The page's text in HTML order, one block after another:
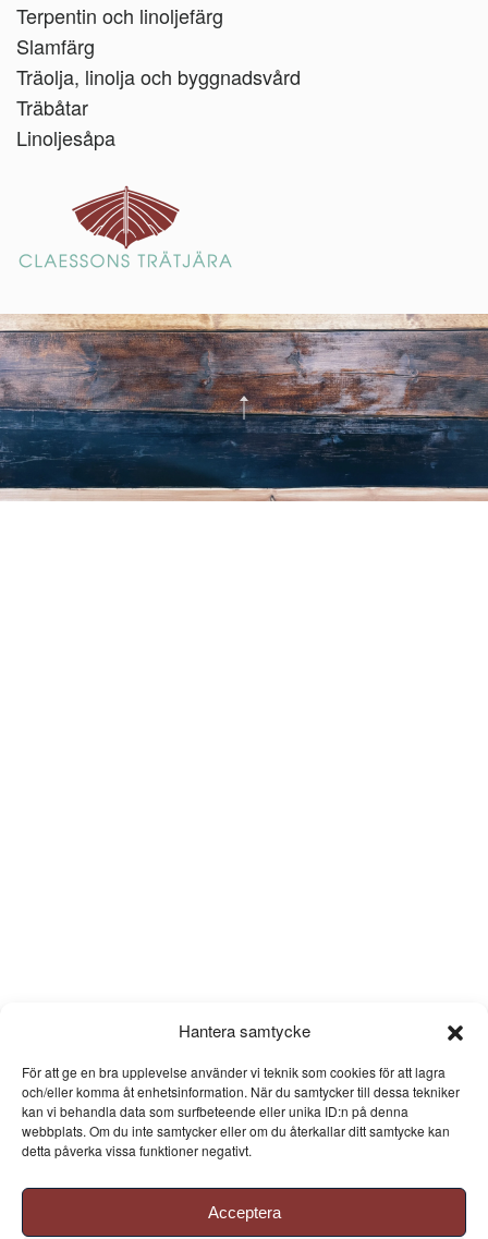
Hantera samtycke
För att ge en bra upplevelse använder vi teknik som cookies för att lagra
och/eller komma åt enhetsinformation. När du samtycker till dessa tekniker
kan vi behandla data som surfbeteende eller unika ID:n på denna
webbplats. Om du inte samtycker eller om du återkallar ditt samtycke kan
detta påverka vissa funktioner negativt.
Acceptera
Terpentin och linoljefärg
Slamfärg
Träolja, linolja och byggnadsvård
Träbåtar
Linoljesåpa